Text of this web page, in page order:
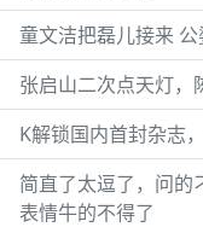
童文洁把磊儿接来
张启山二次点天灯，
K解锁国内首封杂志
简直了太逗了，问的
表情牛的不得了